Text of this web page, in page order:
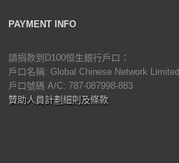
PAYMENT INFO
請捐款到D100恒生銀行戶口：
戶口名稱: Global Chinese Network Limited
戶口號碼 A/C: 787-087998-883
贊助人員計劃細則及條款